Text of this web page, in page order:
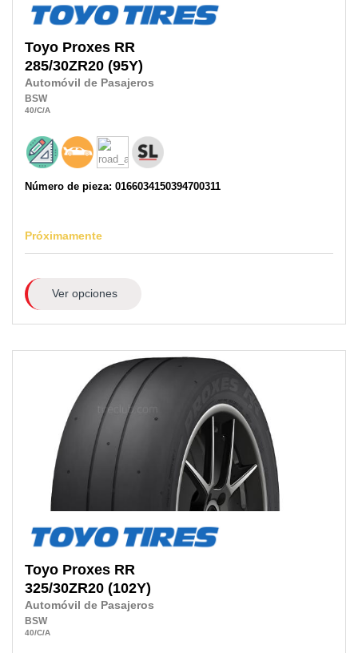
Toyo Proxes RR
285/30ZR20 (95Y)
Automóvil de Pasajeros
BSW
40/C/A
Número de pieza: 0166034150394700311
Próximamente
Ver opciones
Toyo Proxes RR
325/30ZR20 (102Y)
Automóvil de Pasajeros
BSW
40/C/A